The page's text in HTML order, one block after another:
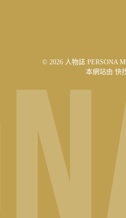
© 2026 人物誌 PERSONA
本網站由 快